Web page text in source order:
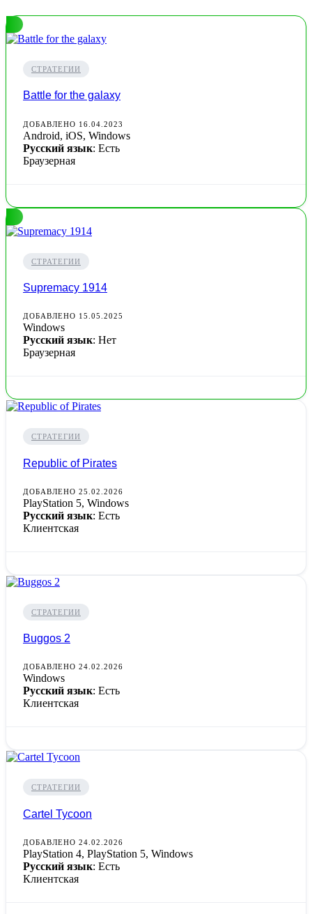
СТРАТЕГИИ
Battle for the galaxy
ДОБАВЛЕНО 16.04.2023
Android, iOS, Windows
Русский язык: Есть
Браузерная
СТРАТЕГИИ
Supremacy 1914
ДОБАВЛЕНО 15.05.2025
Windows
Русский язык: Нет
Браузерная
СТРАТЕГИИ
Republic of Pirates
ДОБАВЛЕНО 25.02.2026
PlayStation 5, Windows
Русский язык: Есть
Клиентская
СТРАТЕГИИ
Buggos 2
ДОБАВЛЕНО 24.02.2026
Windows
Русский язык: Есть
Клиентская
СТРАТЕГИИ
Cartel Tycoon
ДОБАВЛЕНО 24.02.2026
PlayStation 4, PlayStation 5, Windows
Русский язык: Есть
Клиентская